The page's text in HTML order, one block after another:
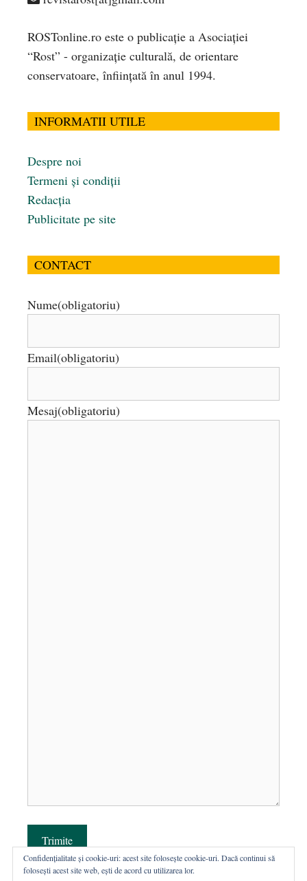
ROSTonline.ro este o publicaţie a Asociaţiei
“Rost” - organizaţie culturală, de orientare
conservatoare, înfiinţată în anul 1994.
INFORMATII UTILE
Despre noi
Termeni și condiții
Redacția
Publicitate pe site
CONTACT
Nume(obligatoriu)
Email(obligatoriu)
Mesaj(obligatoriu)
Trimite
Confidențialitate și cookie-uri: acest site folosește cookie-uri. Dacă continui să
folosești acest site web, ești de acord cu utilizarea lor.